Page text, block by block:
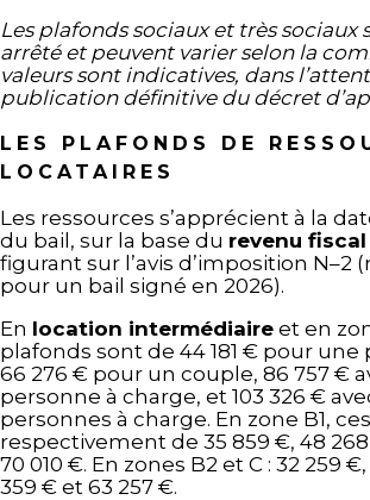
Les plafonds sociaux et très sociaux
arrêté et peuvent varier selon la
valeurs sont indicatives, dans
publication définitive du décret
LES PLAFONDS DE
LOCATAIRES
Les ressources s’apprécient à la
du bail, sur la base du revenu
figurant sur l’avis d’imposition N–2
pour un bail signé en 2026).
En location intermédiaire et en
plafonds sont de 44 181 € pour une
66 276 € pour un couple, 86 757 €
personne à charge, et 103 326 €
personnes à charge. En zone B1,
respectivement de 35 859 €, 48
70 010 €. En zones B2 et C : 32 259
359 € et 63 257 €.